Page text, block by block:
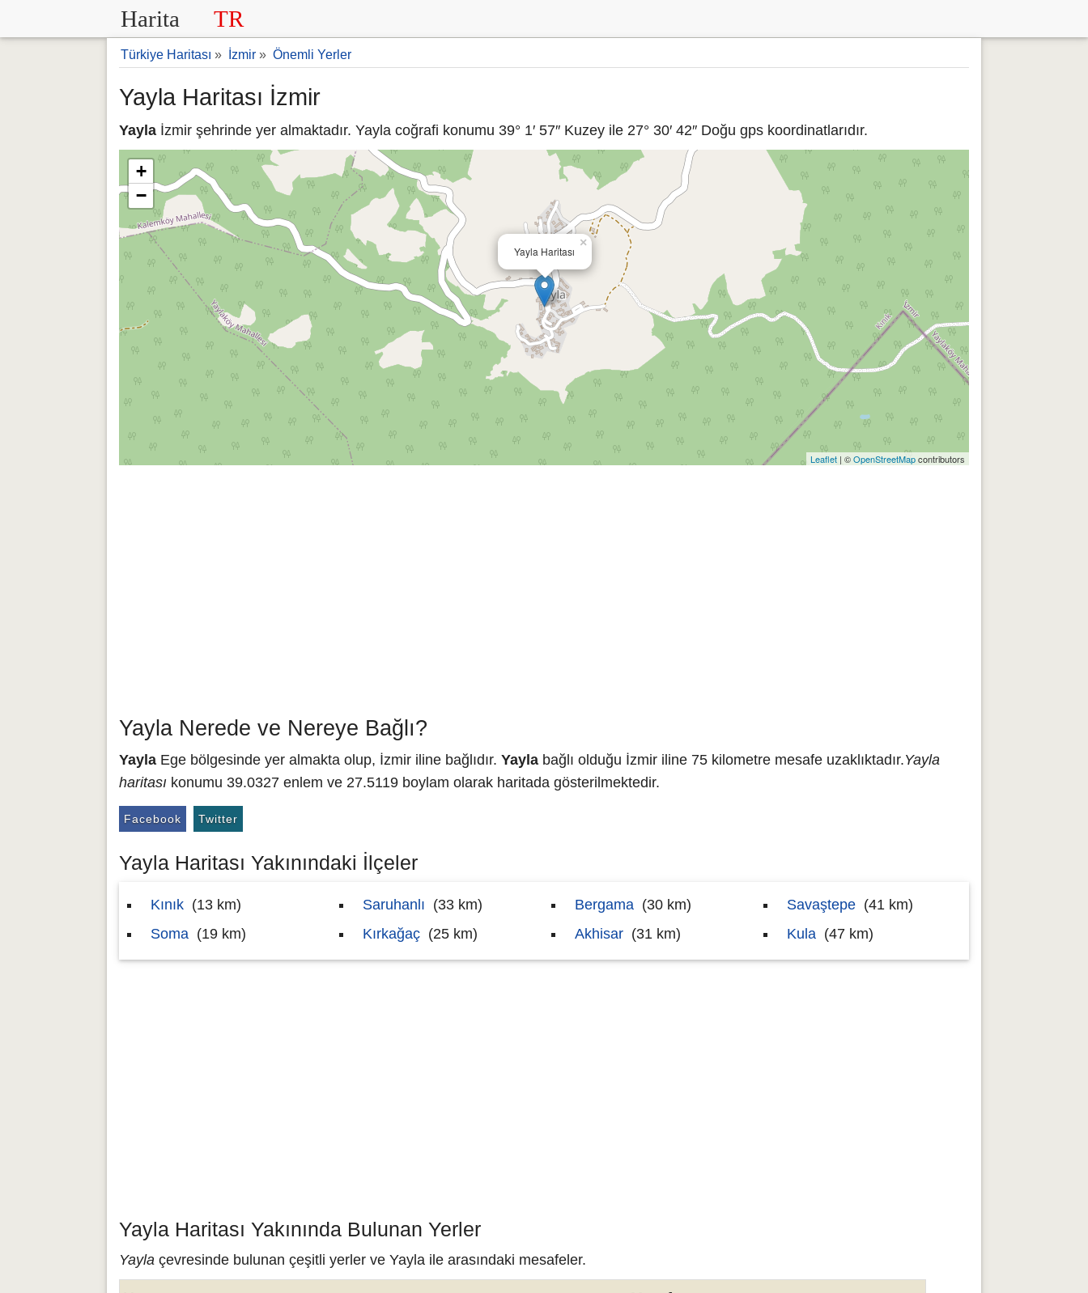
Harita TR
Türkiye Haritası » İzmir » Önemli Yerler
Yayla Haritası İzmir
Yayla İzmir şehrinde yer almaktadır. Yayla coğrafi konumu 39° 1′ 57″ Kuzey ile 27° 30′ 42″ Doğu gps koordinatlarıdır.
Yayla Haritası
×
+
−
Leaflet | ©OpenStreetMapcontributors
Yayla Nerede ve Nereye Bağlı?
Yayla Ege bölgesinde yer almakta olup, İzmir iline bağlıdır. Yayla bağlı olduğu İzmir iline 75 kilometre mesafe uzaklıktadır.Yayla
haritası konumu 39.0327 enlem ve 27.5119 boylam olarak haritada gösterilmektedir.
Facebook Twitter
Yayla Haritası Yakınındaki İlçeler
Kınık (13 km)
Soma (19 km)
Saruhanlı (33 km)
Kırkağaç (25 km)
Bergama (30 km)
Akhisar (31 km)
Savaştepe (41 km)
Kula (47 km)
Yayla Haritası Yakınında Bulunan Yerler
Yayla çevresinde bulunan çeşitli yerler ve Yayla ile arasındaki mesafeler.